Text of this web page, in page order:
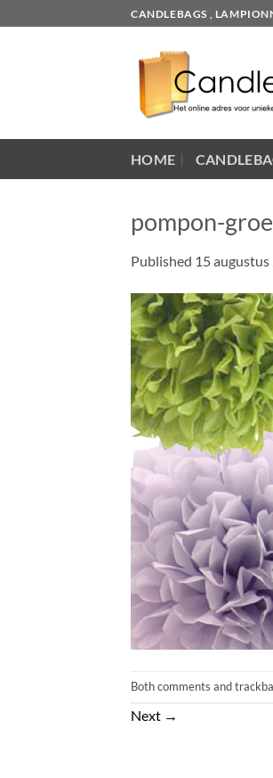
to
CANDLEBAGS ,
HOME
pompon-
Published 15
Both comments and
Next →